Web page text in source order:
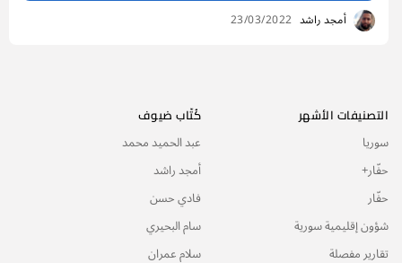
أمجد راشد 23/03/2022
التصنيفات الأشهر
سوريا
حفّار+
حفّار
شؤون إقليمية سورية
تقارير مفصلة
كُتّاب ضيوف
عبد الحميد محمد
أمجد راشد
فادي حسن
سام البحيري
سلام عمران